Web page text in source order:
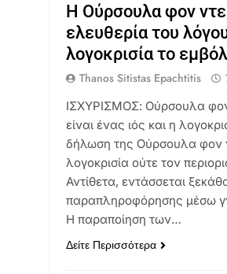
Η Ούρσουλα φον
ελευθερία του
λογοκρισία το
Thanos Sitistas Epachtitis
ΙΣΧΥΡΙΣΜΟΣ: Ούρσουλα
είναι ένας ιός και η
δήλωση της Ούρσουλα φον
λογοκρισία ούτε τον
Αντίθετα, εντάσσεται
παραπληροφόρησης μέσω
Η παραποίηση των…
Δείτε Περισσότερα